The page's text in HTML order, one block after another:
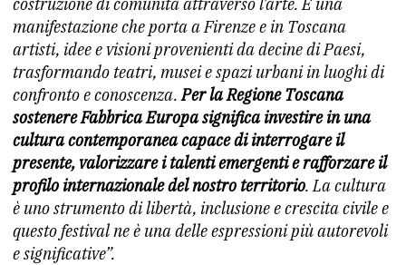
manifestazione che porta a Firenze e in Toscana
artisti, idee e visioni provenienti da decine di Paesi,
trasformando teatri, musei e spazi urbani in luoghi di
confronto e conoscenza.Per la Regione Toscana
sostenere Fabbrica Europa significa investire in una
cultura contemporanea capace di interrogare il
presente, valorizzare i talenti emergenti e rafforzare il
profilo internazionale del nostro territorio. La cultura
è uno strumento di libertà, inclusione e crescita civile e
questo festival ne è una delle espressioni più autorevoli
e significative”.